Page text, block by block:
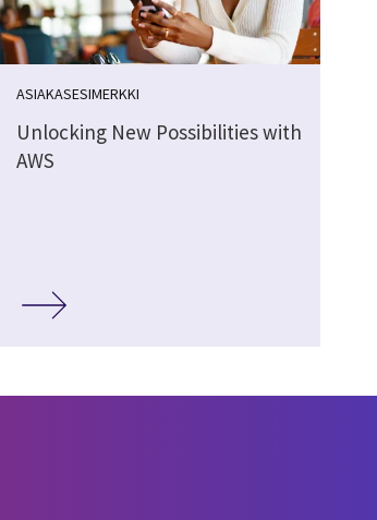
ASIAKASESIMERKKI
Unlocking New Possibilities with
AWS